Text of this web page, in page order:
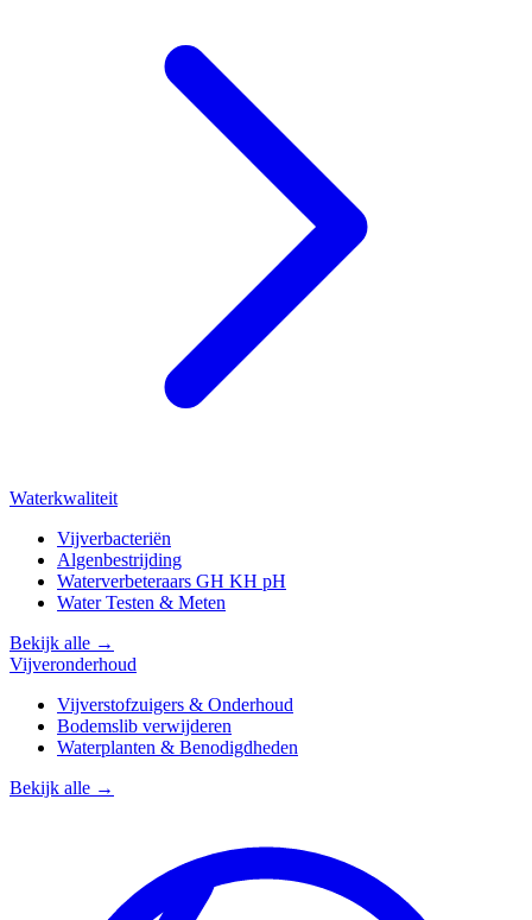
Waterkwaliteit
Vijverbacteriën
Algenbestrijding
Waterverbeteraars GH KH pH
Water Testen & Meten
Bekijk alle →
Vijveronderhoud
Vijverstofzuigers & Onderhoud
Bodemslib verwijderen
Waterplanten & Benodigdheden
Bekijk alle →